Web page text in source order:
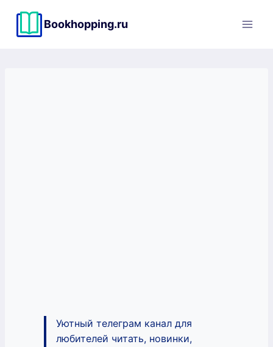
содержимому
Bookhopping.ru
Уютный телеграм канал для
любителей читать, новинки,